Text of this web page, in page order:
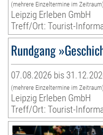
(mehrere Einzeltermine im Zeitraum)
Leipzig Erleben GmbH
Treff/Ort: Tourist-
Rundgang
07.08.2026 bis
(mehrere Einzeltermine im Zeitraum)
Leipzig Erleben GmbH
Treff/Ort: Tourist-